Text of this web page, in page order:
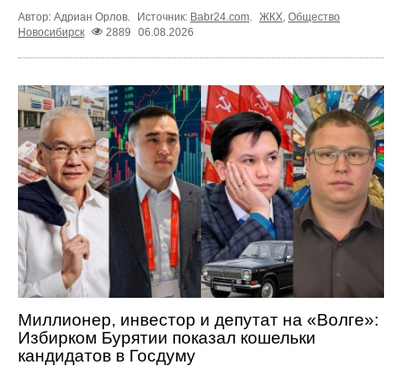
Автор: Адриан Орлов. Источник: Babr24.com. ЖКХ, Общество
Новосибирск
2889 06.08.2026
Миллионер, инвестор и депутат на «Волге»:
Избирком Бурятии показал кошельки
кандидатов в Госдуму